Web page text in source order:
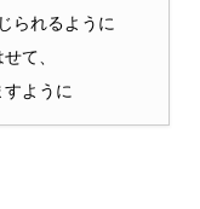
られるように
て、
ように